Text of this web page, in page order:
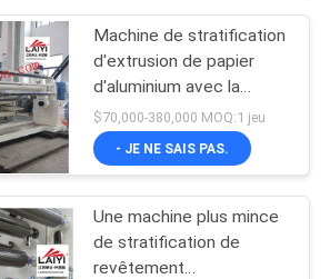
de
de film
Machine de stratification
d'extrusion de papier
d'aluminium avec la
technologie de
stratification de
revêtement
$70,000-380,000 MOQ:1 jeu
- JE NE SAIS PAS.
Une machine plus mince
de stratification de
revêtement